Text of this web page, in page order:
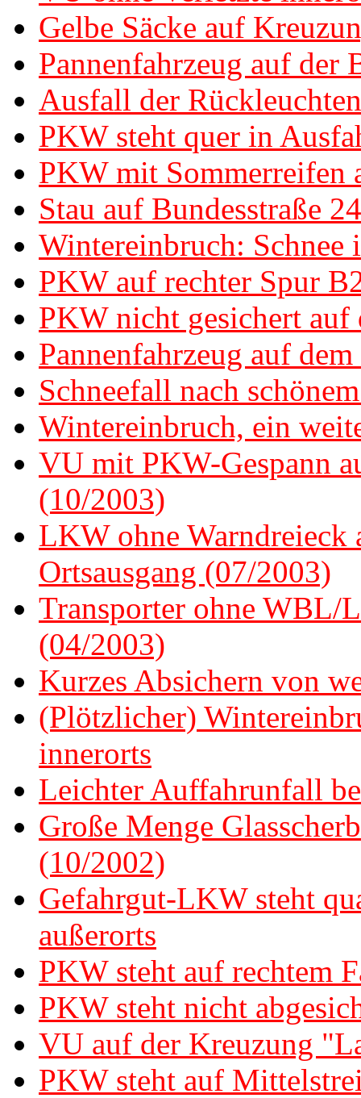
Gelbe Säcke auf
Pannenfahrzeug auf der
Ausfall der
PKW steht quer in
PKW mit Sommerreifen
Stau auf Bundesstraße
Wintereinbruch:
PKW auf rechter Spur
PKW nicht gesichert
Pannenfahrzeug auf
Schneefall nach
Wintereinbruch, ein
VU mit PKW-Gespann
(10/2003)
LKW ohne Warndreieck
Ortsausgang (07/2003)
Transporter ohne WBL/
(04/2003)
Kurzes Absichern von
(Plötzlicher)
innerorts
Leichter Auffahrunfall
Große Menge
(10/2002)
Gefahrgut-LKW steht
außerorts
PKW steht auf rechtem
PKW steht nicht
VU auf der Kreuzung
PKW steht auf